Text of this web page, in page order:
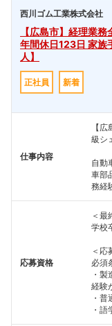
西川ゴム工業株式会社
【広島市】経理業
年間休日123日 家族
人】
正社員 新着
仕事内容
【
級シ
自動
車部
務経
応募資格
＜最
学校
＜応
必須
・
経験
・
・